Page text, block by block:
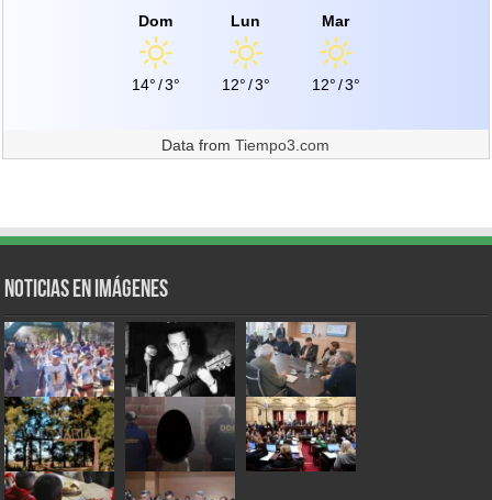
Dom
14°/3°
Lun
12°/3°
Mar
12°/3°
Data fromTiempo3.com
Noticias en Imágenes